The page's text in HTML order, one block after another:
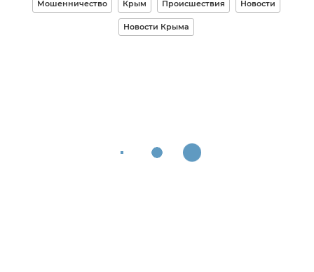
Мошенничество Крым Происшествия Новости
Новости Крыма